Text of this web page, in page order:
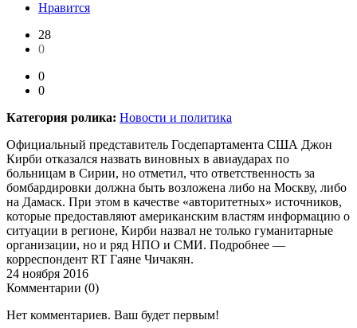
Нравится
28
0
0
0
Категория ролика: Новости и политика
Официальный представитель Госдепартамента США Джон
Кирби отказался назвать виновных в авиаударах по
больницам в Сирии, но отметил, что ответственность за
бомбардировки должна быть возложена либо на Москву, либо
на Дамаск. При этом в качестве «авторитетных» источников,
которые предоставляют американским властям информацию о
ситуации в регионе, Кирби назвал не только гуманитарные
организации, но и ряд НПО и СМИ. Подробнее —
корреспондент RT Гаяне Чичакян.
24 ноября 2016
Комментарии (0)
Нет комментариев. Ваш будет первым!